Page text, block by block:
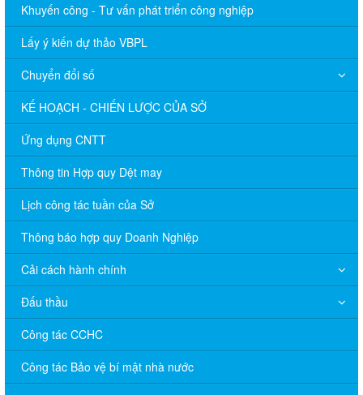
Khuyến công - Tư vấn phát triển công nghiệp
Lấy ý kiến dự thảo VBPL
Chuyển đổi số
KẾ HOẠCH - CHIẾN LƯỢC CỦA SỞ
Ứng dụng CNTT
Thông tin Hợp quy Dệt may
Lịch công tác tuần của Sở
Thông báo hợp quy Doanh Nghiệp
Cải cách hành chính
Đấu thầu
Công tác CCHC
Công tác Bảo vệ bí mật nhà nước